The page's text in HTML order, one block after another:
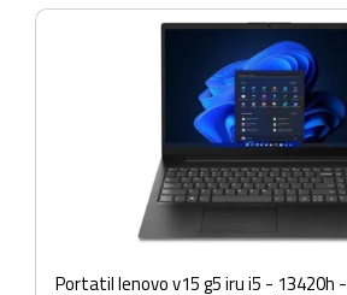
Portatil lenovo v15 g5 iru i5 - 13420h - 16gb - SSD